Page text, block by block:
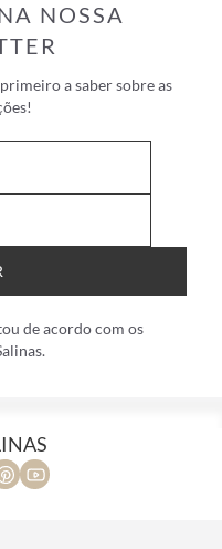
NOSSA
a saber sobre as
de acordo com os